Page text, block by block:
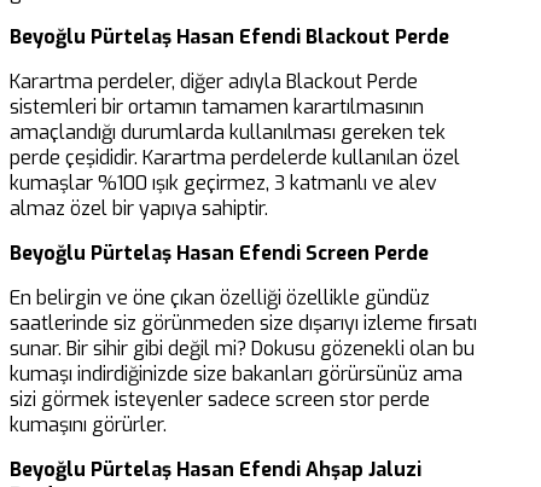
Beyoğlu Pürtelaş Hasan Efendi Blackout Perde
Karartma perdeler, diğer adıyla Blackout Perde
sistemleri bir ortamın tamamen karartılmasının
amaçlandığı durumlarda kullanılması gereken tek
perde çeşididir. Karartma perdelerde kullanılan özel
kumaşlar %100 ışık geçirmez, 3 katmanlı ve alev
almaz özel bir yapıya sahiptir.
Beyoğlu Pürtelaş Hasan Efendi Screen Perde
En belirgin ve öne çıkan özelliği özellikle gündüz
saatlerinde siz görünmeden size dışarıyı izleme fırsatı
sunar. Bir sihir gibi değil mi? Dokusu gözenekli olan bu
kumaşı indirdiğinizde size bakanları görürsünüz ama
sizi görmek isteyenler sadece screen stor perde
kumaşını görürler.
Beyoğlu Pürtelaş Hasan Efendi Ahşap Jaluzi